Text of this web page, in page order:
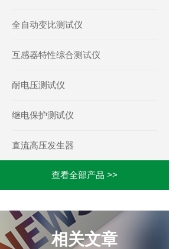
全自动变比测试仪
互感器特性综合测试仪
耐电压测试仪
继电保护测试仪
直流高压发生器
查看全部产品 >>
相关文章